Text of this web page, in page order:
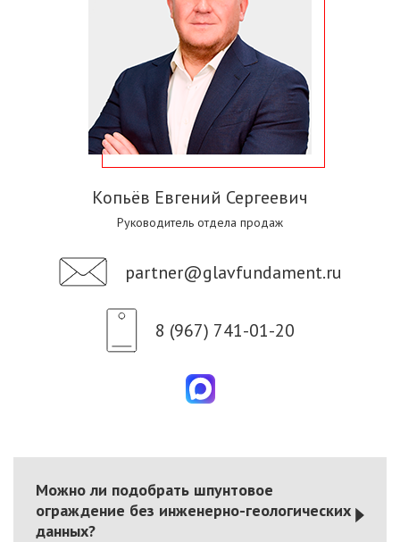
Копьёв Евгений Сергеевич
Руководитель отдела продаж
partner@glavfundament.ru
8 (967) 741-01-20
Можно ли подобрать шпунтовое
ограждение без инженерно-геологических
данных?